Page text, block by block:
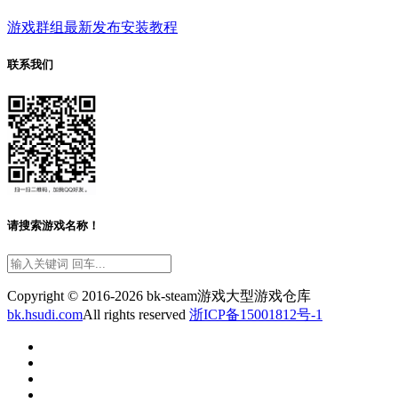
游戏群组最新发布安装教程
联系我们
请搜索游戏名称！
Copyright © 2016-2026 bk-steam游戏大型游戏仓库
bk.hsudi.comAll rights reserved 浙ICP备15001812号-1